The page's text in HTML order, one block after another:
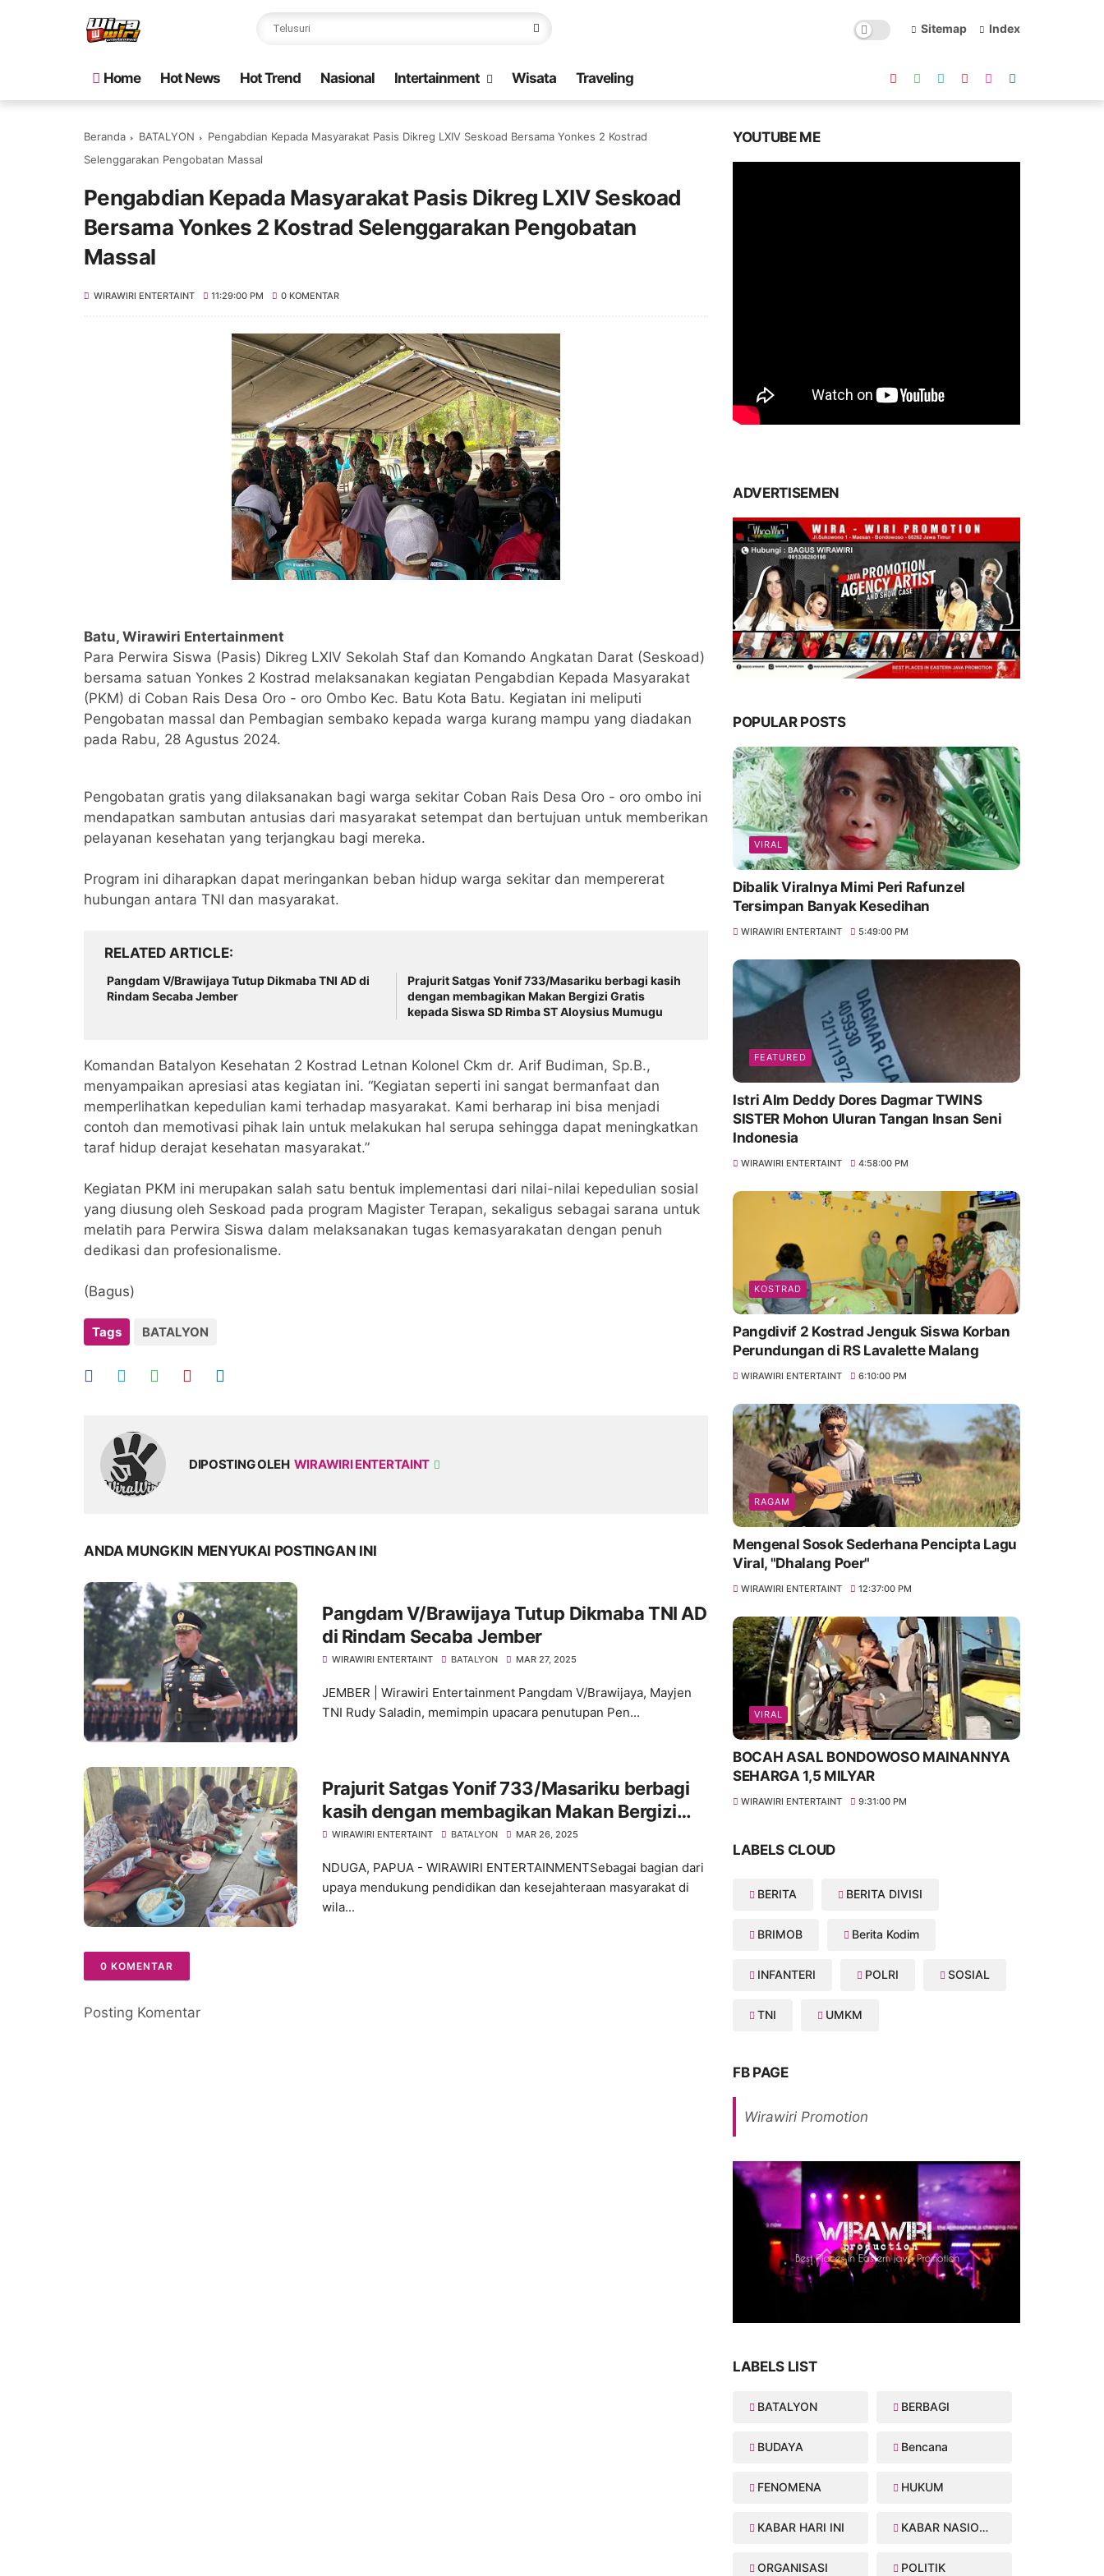
Sitemap Index
Home Hot News Hot Trend Nasional Intertainment Wisata Traveling
Beranda BATALYON
Pengabdian Kepada Masyarakat Pasis Dikreg LXIV Seskoad Bersama Yonkes 2 Kostrad
Selenggarakan Pengobatan Massal
Pengabdian Kepada Masyarakat Pasis Dikreg LXIV Seskoad
Bersama Yonkes 2 Kostrad Selenggarakan Pengobatan
Massal
WIRAWIRI ENTERTAINT 11:29:00 PM 0 KOMENTAR
Batu, Wirawiri Entertainment
Para Perwira Siswa (Pasis) Dikreg LXIV Sekolah Staf dan Komando Angkatan Darat (Seskoad)
bersama satuan Yonkes 2 Kostrad melaksanakan kegiatan Pengabdian Kepada Masyarakat
(PKM) di Coban Rais Desa Oro - oro Ombo Kec. Batu Kota Batu. Kegiatan ini meliputi
Pengobatan massal dan Pembagian sembako kepada warga kurang mampu yang diadakan
pada Rabu, 28 Agustus 2024.
Pengobatan gratis yang dilaksanakan bagi warga sekitar Coban Rais Desa Oro - oro ombo ini
mendapatkan sambutan antusias dari masyarakat setempat dan bertujuan untuk memberikan
pelayanan kesehatan yang terjangkau bagi mereka.
Program ini diharapkan dapat meringankan beban hidup warga sekitar dan mempererat
hubungan antara TNI dan masyarakat.
RELATED ARTICLE
Pangdam V/Brawijaya Tutup Dikmaba TNI AD di
Rindam Secaba Jember
Prajurit Satgas Yonif 733/Masariku berbagi kasih
dengan membagikan Makan Bergizi Gratis
kepada Siswa SD Rimba ST Aloysius Mumugu
Komandan Batalyon Kesehatan 2 Kostrad Letnan Kolonel Ckm dr. Arif Budiman, Sp.B.,
menyampaikan apresiasi atas kegiatan ini. “Kegiatan seperti ini sangat bermanfaat dan
memperlihatkan kepedulian kami terhadap masyarakat. Kami berharap ini bisa menjadi
contoh dan memotivasi pihak lain untuk melakukan hal serupa sehingga dapat meningkatkan
taraf hidup derajat kesehatan masyarakat.”
Kegiatan PKM ini merupakan salah satu bentuk implementasi dari nilai-nilai kepedulian sosial
yang diusung oleh Seskoad pada program Magister Terapan, sekaligus sebagai sarana untuk
melatih para Perwira Siswa dalam melaksanakan tugas kemasyarakatan dengan penuh
dedikasi dan profesionalisme.
(Bagus)
Tags BATALYON
DIPOSTING OLEH WIRAWIRI ENTERTAINT
ANDA MUNGKIN MENYUKAI POSTINGAN INI
Pangdam V/Brawijaya Tutup Dikmaba TNI AD
di Rindam Secaba Jember
WIRAWIRI ENTERTAINT BATALYON MAR 27, 2025
JEMBER | Wirawiri Entertainment Pangdam V/Brawijaya, Mayjen
TNI Rudy Saladin, memimpin upacara penutupan Pen...
Prajurit Satgas Yonif 733/Masariku berbagi
kasih dengan membagikan Makan Bergizi
Gratis kepada Siswa SD Rimba ST Aloysius
WIRAWIRI ENTERTAINT BATALYON MAR 26, 2025
NDUGA, PAPUA - WIRAWIRI ENTERTAINMENTSebagai bagian dari
upaya mendukung pendidikan dan kesejahteraan masyarakat di
wila...
0 KOMENTAR
Posting Komentar
YOUTUBE ME
ADVERTISEMEN
POPULAR POSTS
VIRAL
Dibalik Viralnya Mimi Peri Rafunzel
Tersimpan Banyak Kesedihan
WIRAWIRI ENTERTAINT 5:49:00 PM
FEATURED
Istri Alm Deddy Dores Dagmar TWINS
SISTER Mohon Uluran Tangan Insan Seni
Indonesia
WIRAWIRI ENTERTAINT 4:58:00 PM
KOSTRAD
Pangdivif 2 Kostrad Jenguk Siswa Korban
Perundungan di RS Lavalette Malang
WIRAWIRI ENTERTAINT 6:10:00 PM
RAGAM
Mengenal Sosok Sederhana Pencipta Lagu
Viral, "Dhalang Poer"
WIRAWIRI ENTERTAINT 12:37:00 PM
VIRAL
BOCAH ASAL BONDOWOSO MAINANNYA
SEHARGA 1,5 MILYAR
WIRAWIRI ENTERTAINT 9:31:00 PM
LABELS CLOUD
BERITA BERITA DIVISI
BRIMOB Berita Kodim
INFANTERI POLRI SOSIAL
TNI UMKM
FB PAGE
Wirawiri Promotion
LABELS LIST
BATALYON BERBAGI
BUDAYA Bencana
FENOMENA HUKUM
KABAR HARI INI KABAR NASIONAL
ORGANISASI POLITIK